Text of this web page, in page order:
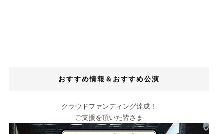
おすすめ情報＆おすすめ公演
クラウドファンディング達成！
ご支援を頂いた皆さま